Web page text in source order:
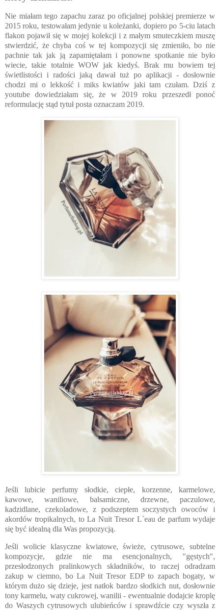
Nie miałam tego zapachu zaraz po oficjalnej polskiej premierze w
2015 roku, testowałam jedynie u koleżanki, dopiero po 5-ciu latach
flakon pojawił się w mojej kolekcji i z małym smuteczkiem muszę
stwierdzić, że chyba coś w tej kompozycji się zmieniło, bo nie
pachnie tak jak ją zapamiętałam i ponowne spotkanie nie było
wiecie, takie totalnie WOW jak kiedyś. Brak mu bowiem tej
świetlistości i radości jaką dawał tuż po aplikacji - dosłownie
chodzi mi o lekkość i miks kwiatów jaki tam czułam. Dziś z
youtube dowiedziałam się, że w 2019 roku przeszedł ponoć
reformulację stąd tytuł posta oznaczam 2019.
Jeśli lubicie perfumy słodkie, ciepłe, korzenne, karmelowe,
kawowe, waniliowe, balsamiczne, drzewne, paczulowe,
kadzidlane, czekoladowe, z podszeptem soczystych owoców i
akordów tropikalnych, to La Nuit Tresor L`eau de parfum wydaje
się być idealną dla Was propozycją.
Jeśli wolicie klasyczne kwiatowe, świeże, cytrusowe, subtelne
kompozycje, gdzie nie ma esencjonalnych, "gęstych",
przesłodzonych pralinkowych składników, to raczej odradzam
zakup w ciemno, bo La Nuit Tresor EDP to zapach bogaty, w
którym dużo się dzieje, jest natłok bardzo słodkich nut, dosłownie
tony karmelu, waty cukrowej, wanilii - ewentualnie dodajcie kroplę
do Waszych cytrusowych ulubieńców i sprawdźcie czy wyszła z